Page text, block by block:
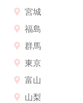
宮城
福島
群馬
東京
富山
山梨